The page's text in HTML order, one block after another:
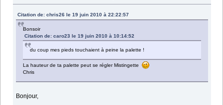
Citation de: chris26 le 19 juin 2010 à 22:22:57
Bonsoir
Citation de: caro23 le 19 juin 2010 à 10:14:52
du coup mes pieds touchaient à peine la palette !
La hauteur de ta palette peut se régler Mistingette
Chris
Bonjour,